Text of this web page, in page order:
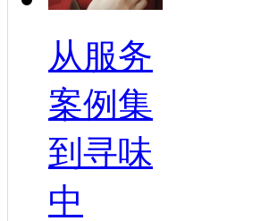
从服务
案例集
到寻味
中